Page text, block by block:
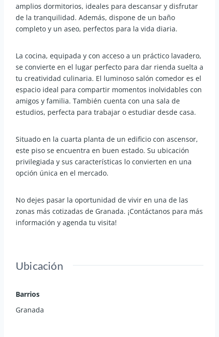
amplios dormitorios, ideales para descansar y disfrutar
de la tranquilidad. Además, dispone de un baño
completo y un aseo, perfectos para la vida diaria.
La cocina, equipada y con acceso a un práctico lavadero,
se convierte en el lugar perfecto para dar rienda suelta a
tu creatividad culinaria. El luminoso salón comedor es el
espacio ideal para compartir momentos inolvidables con
amigos y familia. También cuenta con una sala de
estudios, perfecta para trabajar o estudiar desde casa.
Situado en la cuarta planta de un edificio con ascensor,
este piso se encuentra en buen estado. Su ubicación
privilegiada y sus características lo convierten en una
opción única en el mercado.
No dejes pasar la oportunidad de vivir en una de las
zonas más cotizadas de Granada. ¡Contáctanos para más
información y agenda tu visita!
Ubicación
Barrios
Granada